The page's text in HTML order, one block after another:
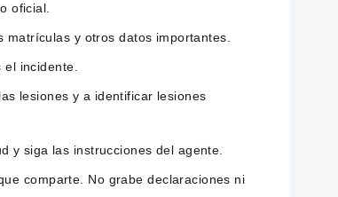
oficial.
y otros datos importantes.
incidente.
lesiones y a identificar lesiones
y siga las instrucciones del agente.
comparte. No grabe declaraciones ni